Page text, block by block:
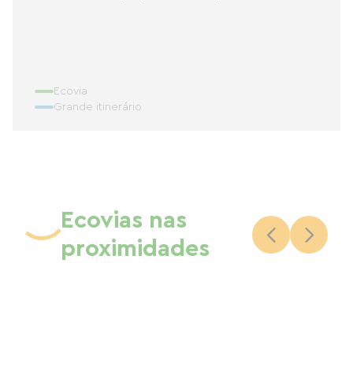
Ecovia
Grande itinerário
Ecovias nas
proximidades